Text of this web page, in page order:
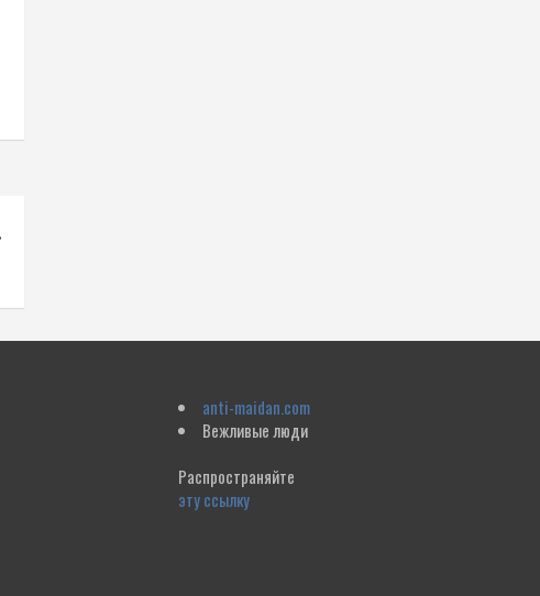
anti-maidan.com
Вежливые люди
Распространяйте
эту ссылку